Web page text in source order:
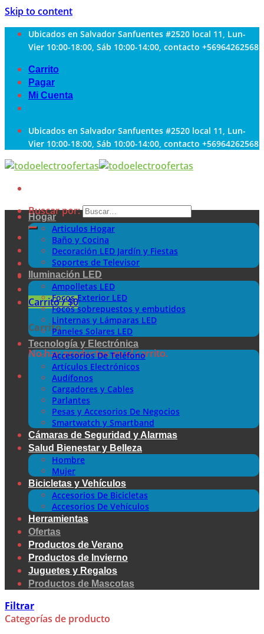
Skip to content
Ubicados en Salvador Sanfuentes #2520 local 11, Lun-
Vier 10:00-18:00, Sáb 10:00-14:00, contacto +56964262568
Carrito
Pagar
Mi Cuenta
Ubicados en Salvador Sanfuentes #2520 local 11, Lun-
Vier 10:00-18:00, Sáb 10:00-14:00, contacto +56964262568
Buscar por:
Carrito /$0
Carrito
No hay productos en el carrito.
Hogar
Articulos Hogar
Baño y Cocina
Decoración LED Jardín y Fiestas
Soportes de Televisor
Iluminación LED
Ampolletas LED
Focos Exterior LED
Focos sobrepuestos y embutidos
Linternas y Lámparas LED
Paneles Solares LED
Tecnología y Electrónica
Accesorios De Teléfono
Artículos Electrónicos
Audífonos
Cargadores y Cables
Parlantes
Pesas y Accesorios De Negocios
Smartwatch y Smartband
Cámaras de Seguridad y Alarmas
Salud Bienestar y Belleza
Hombre
Mujer
Bicicletas y Vehículos
Accesorios De Bicicletas
Accesorios De Vehículos
Herramientas
Ofertas
Productos de Verano
Productos de Invierno
Juguetes y Regalos
Productos de Mascotas
Filtrar
Categorías de producto